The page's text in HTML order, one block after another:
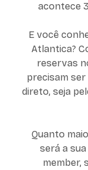
acontece
E você
Atlantica?
reservas
precisam ser
direto, seja
Quanto
será a
member,